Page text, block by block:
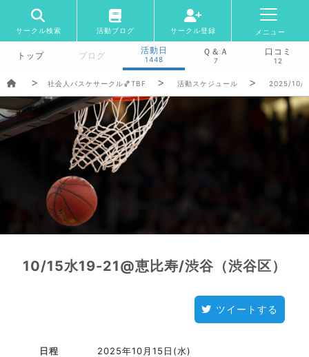
サークル検索 活動ブログ サークル登録 メニュー
トップ ブログ
活動日
1448
Ｑ＆Ａ
7
口コミ
12
社会人バスケサークル🏀TBF 活動スケジュール 2025/10/
10/15水19-21@恵比寿/渋谷（渋谷区）
ツイートする
日程 2025年10月15日(水)